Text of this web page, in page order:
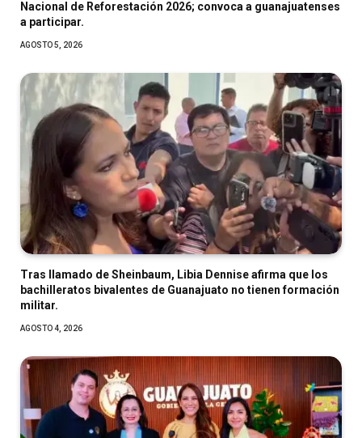
Nacional de Reforestación 2026; convoca a guanajuatenses
a participar.
AGOSTO 5, 2026
Tras llamado de Sheinbaum, Libia Dennise afirma que los
bachilleratos bivalentes de Guanajuato no tienen formación
militar.
AGOSTO 4, 2026